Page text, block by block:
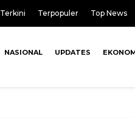
Terkini Terpopuler Top News
NASIONAL UPDATES